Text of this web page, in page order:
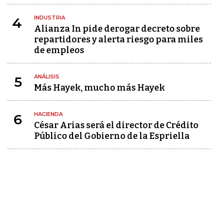
4 INDUSTRIA
Alianza In pide derogar decreto sobre
repartidores y alerta riesgo para miles
de empleos
5 ANÁLISIS
Más Hayek, mucho más Hayek
6 HACIENDA
César Arias será el director de Crédito
Público del Gobierno de la Espriella